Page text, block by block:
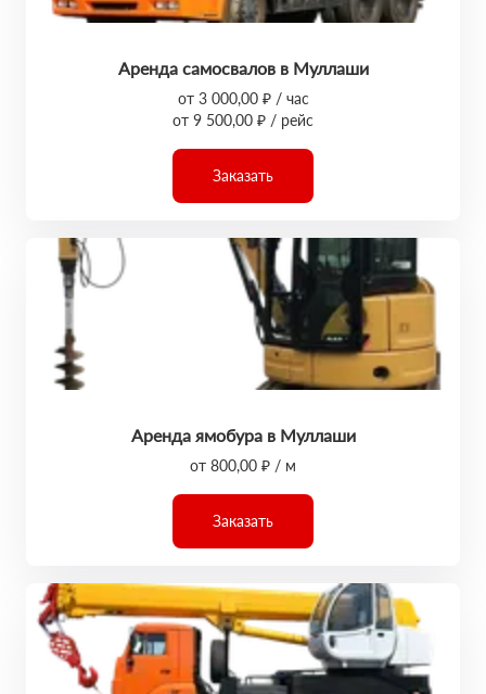
Аренда самосвалов в Муллаши
от 3 000,00 ₽ / час
от 9 500,00 ₽ / рейс
Заказать
Аренда ямобура в Муллаши
от 800,00 ₽ / м
Заказать